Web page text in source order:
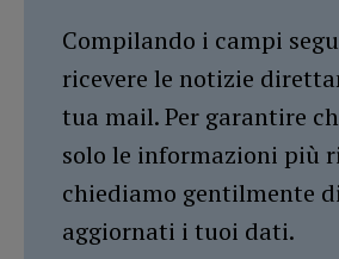
Compilando i campi
ricevere le notizie
tua mail. Per garantire
solo le informazioni più
chiediamo gentilmente
aggiornati i tuoi dati.